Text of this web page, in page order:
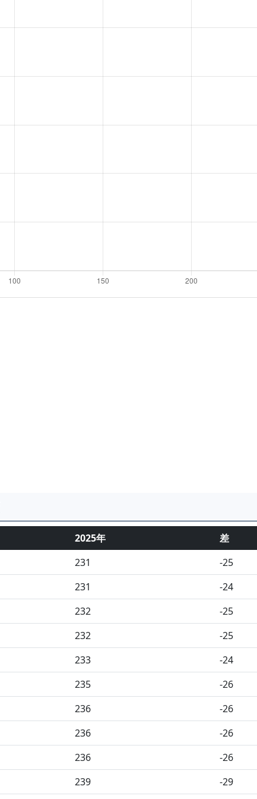
2025年
差
231
-25
231
-24
232
-25
232
-25
233
-24
235
-26
236
-26
236
-26
236
-26
239 -29